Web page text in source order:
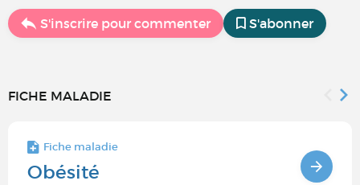
S'inscrire pour commenter S'abonner
FICHE MALADIE
Fiche maladie
Obésité